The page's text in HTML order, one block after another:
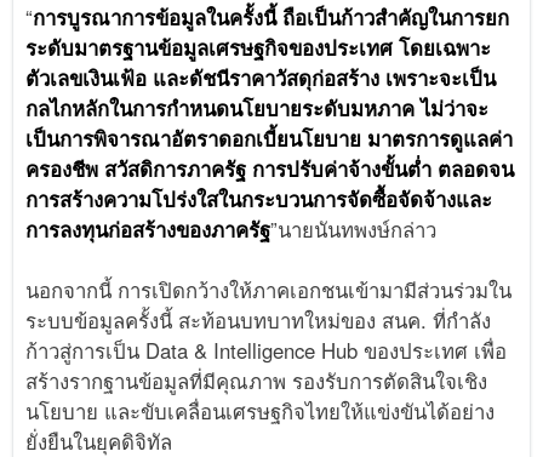
“การบูรณาการข้อมูลในครั้งนี้ ถือเป็นก้าวสำคัญในการยก
ระดับมาตรฐานข้อมูลเศรษฐกิจของประเทศ โดยเฉพาะ
ตัวเลขเงินเฟ้อ และดัชนีราคาวัสดุก่อสร้าง เพราะจะเป็น
กลไกหลักในการกำหนดนโยบายระดับมหภาค ไม่ว่าจะ
เป็นการพิจารณาอัตราดอกเบี้ยนโยบาย มาตรการดูแลค่า
ครองชีพ สวัสดิการภาครัฐ การปรับค่าจ้างขั้นต่ำ ตลอดจน
การสร้างความโปร่งใสในกระบวนการจัดซื้อจัดจ้างและ
การลงทุนก่อสร้างของภาครัฐ”นายนันทพงษ์กล่าว
นอกจากนี้ การเปิดกว้างให้ภาคเอกชนเข้ามามีส่วนร่วมใน
ระบบข้อมูลครั้งนี้ สะท้อนบทบาทใหม่ของ สนค. ที่กำลัง
ก้าวสู่การเป็น Data & Intelligence Hub ของประเทศ เพื่อ
สร้างรากฐานข้อมูลที่มีคุณภาพ รองรับการตัดสินใจเชิง
นโยบาย และขับเคลื่อนเศรษฐกิจไทยให้แข่งขันได้อย่าง
ยั่งยืนในยุคดิจิทัล